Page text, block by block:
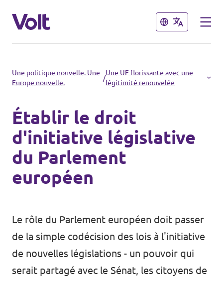
Fermer
Choisir une langue
Volt dans d'autres pays
🇩🇪 Volt Deutschland
🇵🇹 Volt Portugal
🇳🇱 Volt Nederland
Fermer
Politiques
À propos de Volt
Personnes
Actualités
Agenda
Une politique nouvelle. Une
Europe nouvelle.
/
Une UE florissante avec une
légitimité renouvelée
Établir le droit
d'initiative législative
du Parlement
européen
Le rôle du Parlement européen doit passer
de la simple codécision des lois à l'initiative
de nouvelles législations - un pouvoir qui
serait partagé avec le Sénat, les citoyens de